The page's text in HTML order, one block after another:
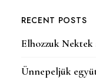
RECENT POSTS
Elhozzuk
Ünnepeljük